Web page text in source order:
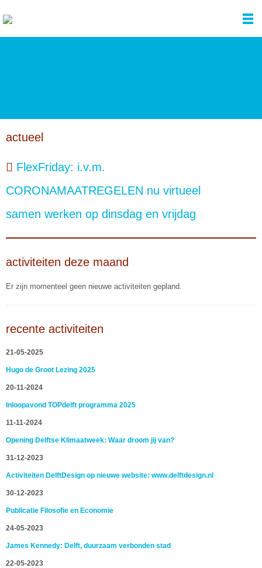
actueel
FlexFriday: i.v.m.
CORONAMAATREGELEN nu virtueel
samen werken op dinsdag en vrijdag
activiteiten deze maand
Er zijn momenteel geen nieuwe activiteiten gepland.
recente activiteiten
21-05-2025
Hugo de Groot Lezing 2025
20-11-2024
Inloopavond TOPdelft programma 2025
11-11-2024
Opening Delftse Klimaatweek: Waar droom jij van?
31-12-2023
Activiteiten DelftDesign op nieuwe website: www.delftdesign.nl
30-12-2023
Publicatie Filosofie en Economie
24-05-2023
James Kennedy: Delft, duurzaam verbonden stad
22-05-2023